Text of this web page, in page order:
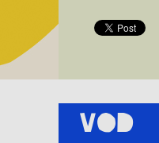
VOD